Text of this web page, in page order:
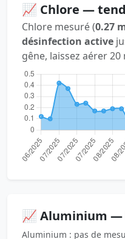
📈 Chlore —
Chlore mesuré (0.27
désinfection active
gêne, laissez aérer
📈 Aluminium
Aluminium : pas de